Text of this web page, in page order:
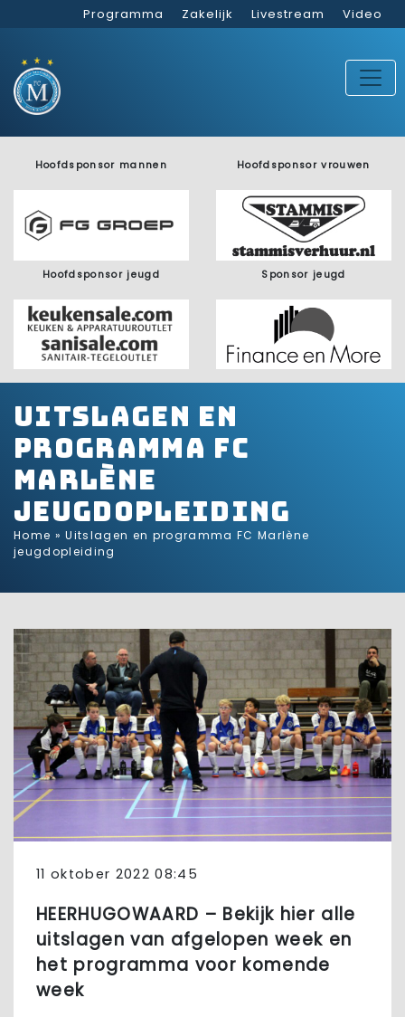
Programma Zakelijk Livestream Video
Hoofdsponsor mannen Hoofdsponsor vrouwen
Hoofdsponsor jeugd Sponsor jeugd
Uitslagen en
programma FC
Marlène
jeugdopleiding
Home »Uitslagen en programma FC Marlène
jeugdopleiding
11 oktober 2022 08:45
HEERHUGOWAARD – Bekijk hier alle
uitslagen van afgelopen week en
het programma voor komende
week